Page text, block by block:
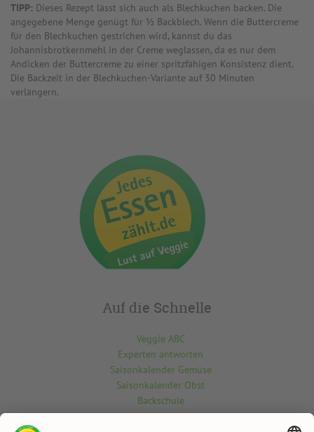
TIPP: Dieses Rezept lässt sich auch als Blechkuchen backen. Die
angegebene Menge genügt für ½ Backblech. Wenn die Buttercreme
für den Blechkuchen gestrichen wird, kannst du das
Johannisbrotkernmehl in der Creme weglassen, da es nur dem
Andicken der Buttercreme zu einer spritzfähigen Konsistenz dient.
Die Backzeit in der Blechkuchen-Variante auf 30 Minuten
verlängern.
Auf die Schnelle
Veggie ABC
Experten antworten
Saisonkalender Gemüse
Saisonkalender Obst
Backschule